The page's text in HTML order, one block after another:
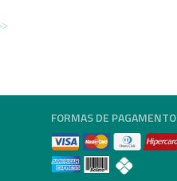
FORMAS DE PAGAMENTO